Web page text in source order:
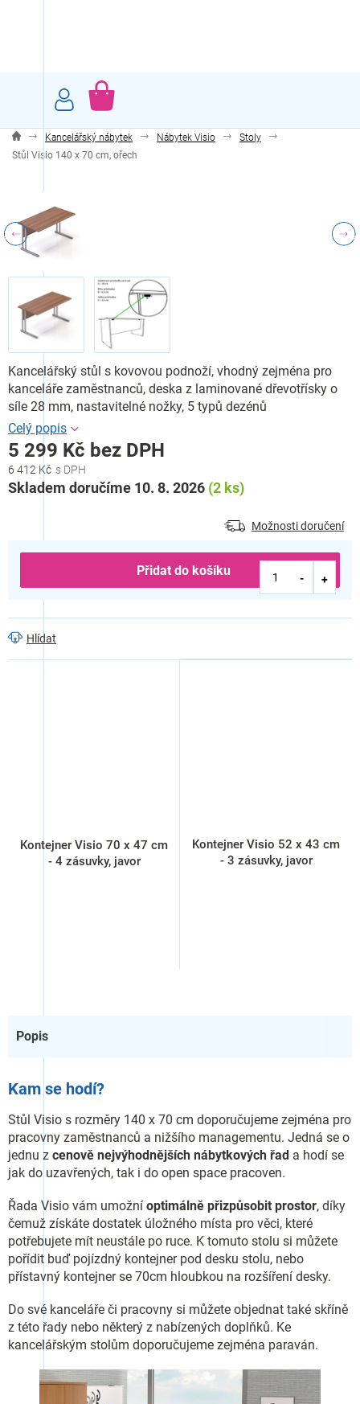
NÁKUPNÍ
Kancelářský nábytek Nábytek Visio
Stoly
Stůl Visio 140 x 70 cm, ořech
6 412 Kč
5 299 Kč bez DPH
Měrná
cena:
Skladem doručíme 10. 8. 2026 (2 ks)
Možnosti doručení
Přidat do košíku
Kancelářský stůl s kovovou podnoží, vhodný zejména pro
kanceláře zaměstnanců, deska z laminované dřevotřísky o
síle 28 mm, nastavitelné nožky, 5 typů dezénů
Hlídat
Kontejner Visio 70 x 47 cm
- 4 zásuvky, javor
Kontejner Visio 52 x 43 cm
- 3 zásuvky, javor
Popis
Kam se hodí?
Stůl Visio s rozměry 140 x 70 cm doporučujeme zejména pro
pracovny zaměstnanců a nižšího managementu. Jedná se o
jednu z cenově nejvýhodnějších nábytkových řad a hodí se
jak do uzavřených, tak i do open space pracoven.
Řada Visio vám umožní optimálně přizpůsobit prostor, díky
čemuž získáte dostatek úložného místa pro věci, které
potřebujete mít neustále po ruce. K tomuto stolu si můžete
pořídit buď pojízdný kontejner pod desku stolu, nebo
přístavný kontejner se 70cm hloubkou na rozšíření desky.
Do své kanceláře či pracovny si můžete objednat také skříně
z této řady nebo některý z nabízených doplňků. Ke
kancelářským stolům doporučujeme zejména paraván.